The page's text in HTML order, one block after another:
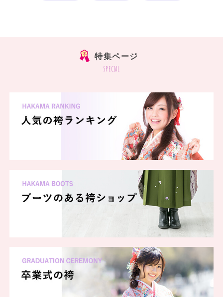
特集ページ
special